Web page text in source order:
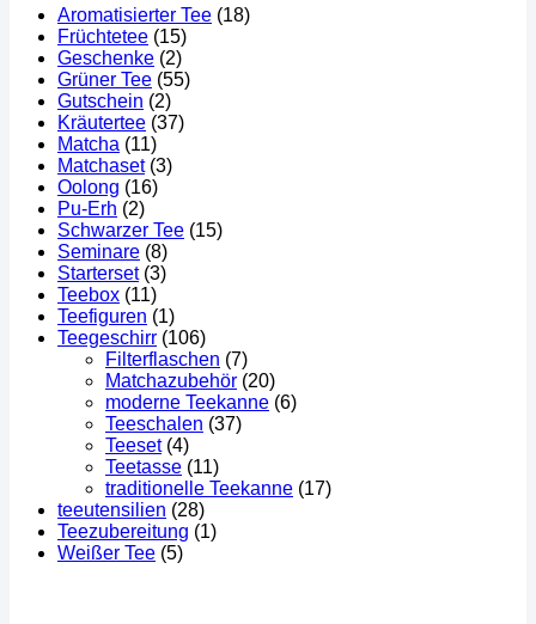
Aromatisierter Tee (18)
Früchtetee (15)
Geschenke (2)
Grüner Tee (55)
Gutschein (2)
Kräutertee (37)
Matcha (11)
Matchaset (3)
Oolong (16)
Pu-Erh (2)
Schwarzer Tee (15)
Seminare (8)
Starterset (3)
Teebox (11)
Teefiguren (1)
Teegeschirr (106)
Filterflaschen (7)
Matchazubehör (20)
moderne Teekanne (6)
Teeschalen (37)
Teeset (4)
Teetasse (11)
traditionelle Teekanne (17)
teeutensilien (28)
Teezubereitung (1)
Weißer Tee (5)